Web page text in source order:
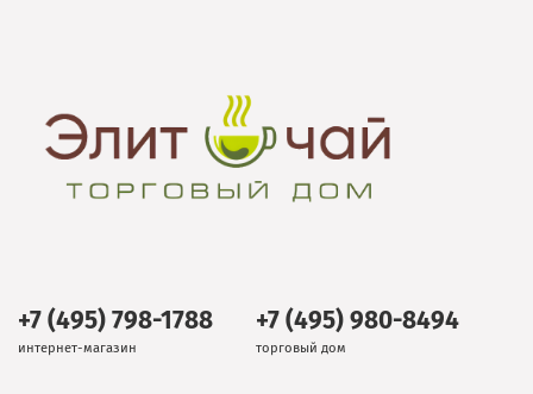
+7 (495) 798-1788
интернет-магазин
+7 (495) 980-8494
торговый дом